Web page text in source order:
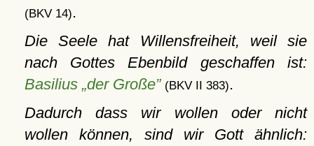
(BKV 14).
Die Seele hat Willensfreiheit, weil sie
nach Gottes Ebenbild geschaffen ist:
Basilius „der Große” (BKV II 383).
Dadurch dass wir wollen oder nicht
wollen können, sind wir Gott ähnlich: